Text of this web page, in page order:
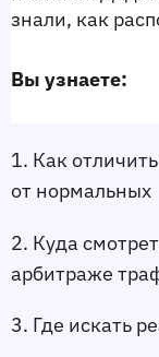
знали, как
Вы узнаете:
1. Как отличить
от нормальных
2. Куда
арбитраже
3. Где искать